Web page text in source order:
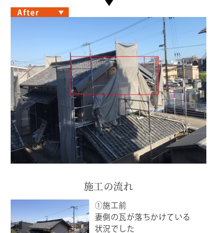
施工の流れ
①施工前
妻側の瓦が落ちかけている
状況でした